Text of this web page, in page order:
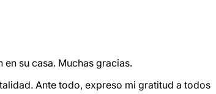
su casa. Muchas gracias.
Ante todo, expreso mi gratitud a todos